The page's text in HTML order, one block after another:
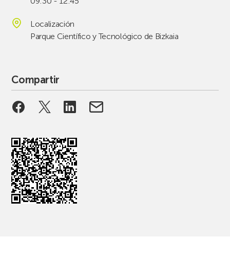
Localización
Parque Científico y Tecnológico de Bizkaia
Compartir